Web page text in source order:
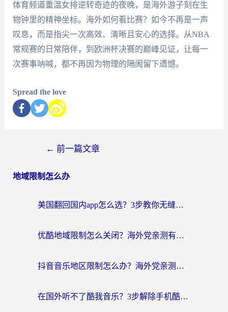
体育频道重温女排逆转奇迹的夜晚，是海外游子刻在生
物钟里的精神坐标。海外如何看比赛？如今不再是一声
叹息，而是指尖一次高效、清晰且安心的选择。从NBA
常规赛的日常陪伴，到欧洲杯决赛的巅峰见证，让每一
次赛事呐喊，都不再因为物理的隔阂留下遗憾。
Spread the love
← 前一篇文章
地域限制怎么办
美国翻回国内app怎么选？3步教你无缝刷剧、登12123、访问国内网站
优酷地域限制怎么关闭？海外党亲测有效的追剧加速器选择指南
抖音音乐地区限制怎么办？海外党亲测有效的听歌自由指南
在国外听不了酷我音乐？3步解除手机酷我音乐海外限制，附实测好用加速器